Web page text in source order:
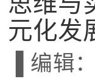
元化发
▐ 编辑